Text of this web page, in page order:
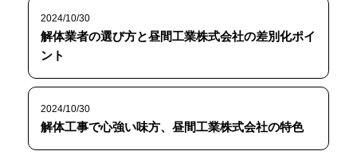
2024/10/30
解体業者の選び方と昼間工業株式会社の差別化ポイ
ント
2024/10/30
解体工事で心強い味方、昼間工業株式会社の特色